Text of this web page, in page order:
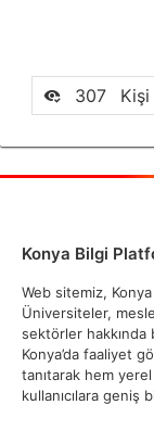
307
Konya Bilgi
Web sitemiz,
Üniversiteler,
sektörler
Konya’da faaliyet
tanıtarak hem
kullanıcılara geniş